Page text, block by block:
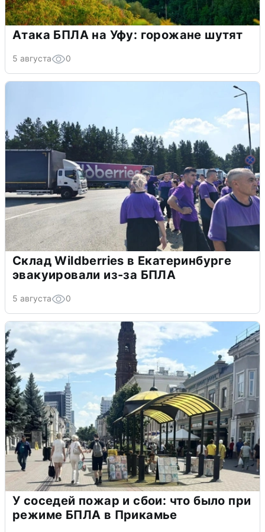
Атака БПЛА на Уфу: горожане шутят
5 августа 0
Склад Wildberries в Екатеринбурге
эвакуировали из-за БПЛА
5 августа 0
У соседей пожар и сбои: что было при
режиме БПЛА в Прикамье